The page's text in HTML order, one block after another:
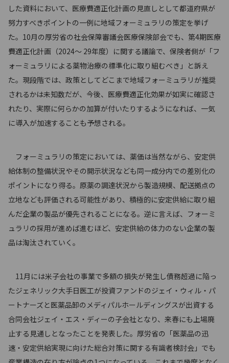
した資料において、医療費適正化計画の見直しとして都道府県が
努力すべきポイントの一例に地域フォーミュラリの策定を挙げ
た。10月の厚労省の社会保障審議会医療保険部会でも、第4期医療
費適正化計画（2024～ 29年度）に関する議論で、保険者側が「フ
ォーミュラリによる薬物治療の標準化に取り組むべき」と訴え
た。現段階では、政策としてどこまで地域フォーミュラリが推奨
されるかは未知数だが、今後、医療費適正化効果が如実に確認さ
れたり、実際に何らかの加算が付いたりするようになれば、一気
に導入が加速することも予想される。
フォーミュラリの策定においては、薬価は当然ながら、安定供
給体制の整備状況やその開示状況なども同一成分内での差別化の
ポイントになり得る。原薬の調達状況から製造規模、配送拠点の
立地なども評価される可能性があり、積極的に安定供給に取り組
んだ企業の製品が優先されることになる。逆に言えば、フォーミ
ュラリの採用が進めば進むほど、安定供給の体力のない企業の製
品は淘汰されていく。
11月には米子会社の事業で多額の損失が発生し債務超過に陥っ
たジェネリック大手日医工が投資ファンドのジェイ・ウィル・パ
ートナーズと医薬品卸のメディパルホールディングスが出資する
合同会社ジェイ・エス・ディーの子会社となり、来春にも上場廃
止する見通しとなったことを発表した。厚労省の「医薬品の迅
速・安定供給実現に向けた総合対策に関する有識者検討会」でも